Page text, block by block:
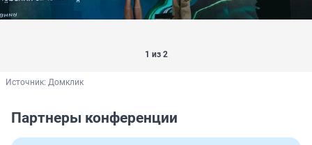
1 из 2
Источник: Домклик
Партнеры конференции